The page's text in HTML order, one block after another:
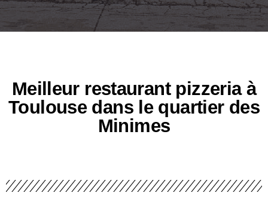
Meilleur restaurant pizzeria à
Toulouse dans le quartier des
Minimes